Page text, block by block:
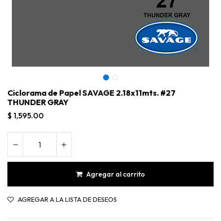
Ciclorama de Papel SAVAGE 2.18x11mts. #27
THUNDER GRAY
$ 1,595.00
Agregar al carrito
AGREGAR A LA LISTA DE DESEOS